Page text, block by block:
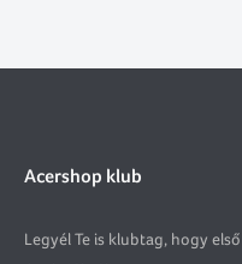
Acershop klub
Legyél Te is klubtag, hogy